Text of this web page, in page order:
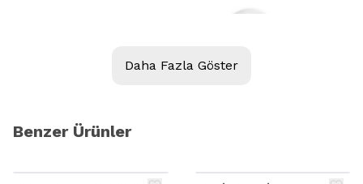
Daha Fazla Göster
Benzer Ürünler